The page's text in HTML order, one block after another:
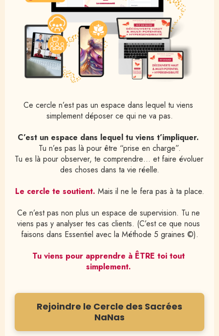
Ce cercle n’est pas un espace dans lequel tu viens
simplement déposer ce qui ne va pas.
C’est un espace dans lequel tu viens t’impliquer.
Tu n’es pas là pour être “prise en charge”.
Tu es là pour observer, te comprendre… et faire évoluer
des choses dans ta vie réelle.
Le cercle te soutient. Mais il ne le fera pas à ta place.
Ce n’est pas non plus un espace de supervision. Tu ne
viens pas y analyser tes cas clients. (C’est ce que nous
faisons dans Essentiel avec la Méthode 5 graines ©).
Tu viens pour apprendre à ÊTRE toi tout
simplement.
Rejoindre le Cercle des Sacrées
NaNas